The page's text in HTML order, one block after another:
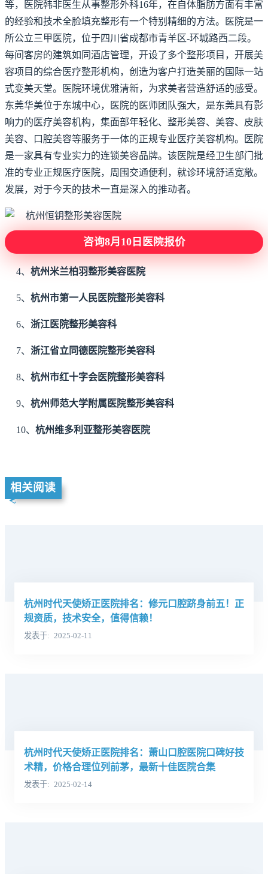
等，医院韩非医生从事整形外科16年，在自体脂肪方面有丰富
的经验和技术全脸填充整形有一个特别精细的方法。医院是一
所公立三甲医院，位于四川省成都市青羊区-环城路西二段。
每间客房的建筑如同酒店管理，开设了多个整形项目，开展美
容项目的综合医疗整形机构，创造为客户打造美丽的国际一站
式变美天堂。医院环境优雅清新，为求美者营造舒适的感受。
东莞华美位于东城中心，医院的医师团队强大，是东莞具有影
响力的医疗美容机构，集面部年轻化、整形美容、美容、皮肤
美容、口腔美容等服务于一体的正规专业医疗美容机构。医院
是一家具有专业实力的连锁美容品牌。该医院是经卫生部门批
准的专业正规医疗医院，周围交通便利，就诊环境舒适宽敞。
发展，对于今天的技术一直是深入的推动者。
咨询8月10日医院报价
4、杭州米兰柏羽整形美容医院
5、杭州市第一人民医院整形美容科
6、浙江医院整形美容科
7、浙江省立同德医院整形美容科
8、杭州市红十字会医院整形美容科
9、杭州师范大学附属医院整形美容科
10、杭州维多利亚整形美容医院
相关阅读
杭州时代天使矫正医院排名：修元口腔跻身前五！正
规资质，技术安全，值得信赖！
发表于 2025-02-11
杭州时代天使矫正医院排名：萧山口腔医院口碑好技
术精，价格合理位列前茅，最新十佳医院合集
发表于 2025-02-14